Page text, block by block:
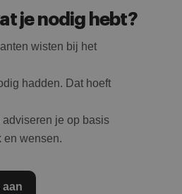
je nodig hebt?
wisten bij het
hadden. Dat hoeft
je op basis
en wensen.
aan